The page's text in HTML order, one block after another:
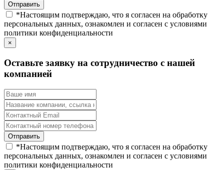
*Настоящим подтверждаю, что я согласен на обработку
персональных данных, ознакомлен и согласен с условиями
политики конфиденциальности
×
Оставьте заявку на сотрудничество с нашей
компанией
*Настоящим подтверждаю, что я согласен на обработку
персональных данных, ознакомлен и согласен с условиями
политики конфиденциальности